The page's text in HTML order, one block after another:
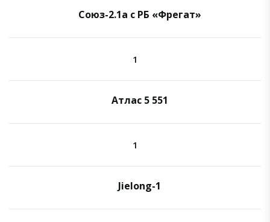
Союз-2.1а с РБ «Фрегат»
1
Атлас 5 551
1
Jielong-1